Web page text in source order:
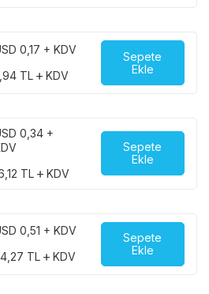
0,17 + KDV
TL KDV
Sepete
Ekle
0,34 +
TL KDV
Sepete
Ekle
0,51 + KDV
TL KDV
Sepete
Ekle